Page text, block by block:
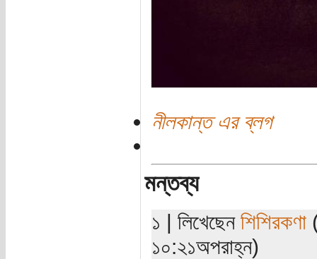
নীলকান্ত এর ব্লগ
মন্তব্য
১ | লিখেছেন শিশিরকণা
১০:২১অপরাহ্ন)